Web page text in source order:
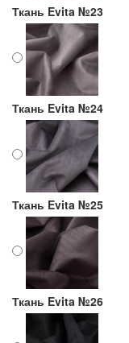
Ткань Evita №23
Ткань Evita №24
Ткань Evita №25
Ткань Evita №26